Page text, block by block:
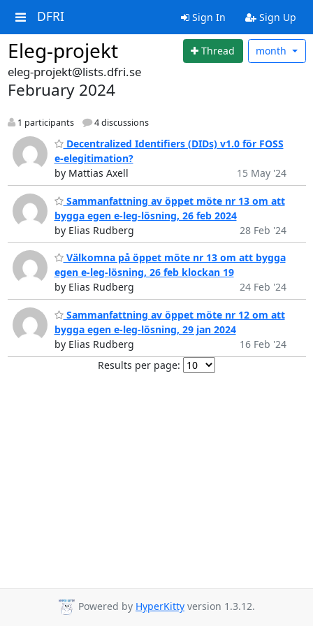
DFRI Sign In Sign Up
Eleg-projekt Thread month
eleg-projekt@lists.dfri.se
February 2024
1 participants 4 discussions
Decentralized Identifiers (DIDs) v1.0 för FOSS
e-elegitimation?
by Mattias Axell
15 May '24
Sammanfattning av öppet möte nr 13 om att
bygga egen e-leg-lösning, 26 feb 2024
by Elias Rudberg
28 Feb '24
Välkomna på öppet möte nr 13 om att bygga
egen e-leg-lösning, 26 feb klockan 19
by Elias Rudberg
24 Feb '24
Sammanfattning av öppet möte nr 12 om att
bygga egen e-leg-lösning, 29 jan 2024
by Elias Rudberg
16 Feb '24
Results per page:
Powered by HyperKitty version 1.3.12.